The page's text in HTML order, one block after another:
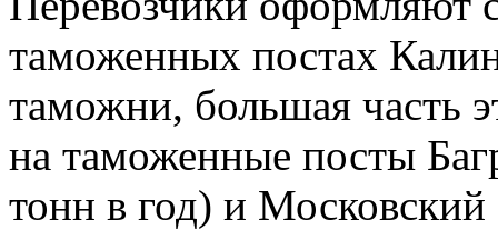
таможенных постах
таможни, большая часть
на таможенные посты
тонн в год) и